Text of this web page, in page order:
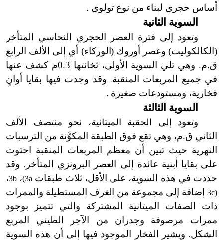
أساس حجري لبناء من نوع تولوي .
السوية الثانية
وتعود إلى فترة العصر الحجري النحاسي المتأخر
(الكالكوليت) وعصر أوروك (الوركاء) أي إلى الألف الرابع
ق.م. وهي تلي السوية الأولى، ثخانتها 0.3م كشف عنها
في جميع المربعات المنقبة. وقد وجدت فيها بقايا أوانٍ
فخارية، ومستودعات صغيرة .
السوية الثالثة
وتعود إلى الحقبة الميتانية، نحو منتصف الألف
الثاني ق.م، وهي تقع فوق الطبقة المكوَّنة من الترسبات
النهرية حيث تبين أن معظم المربعات المنقبة احتوت
على بقايا أبنية عائدة إلى العصر البرونزي المتأخر. وقد
حددت في هذه السوية، على الأقل، ثلاث طبقات (3a، 3b،
3c)
إضافة إلى مجموعة من الغرف المستطيلة والممرات
ذات الصفات الميتانية المشتركة والتي تتميز بوجود
ممرات مرصوفة وجدران من الآجر الطيني المربع
الشكل. ويشير الفخار الموجود فيها إلى أن هذه السوية